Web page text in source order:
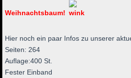
Weihnachtsbaum!
Hier noch ein paar Infos zu unserer
Seiten: 264
Auflage:400 St.
Fester Einband